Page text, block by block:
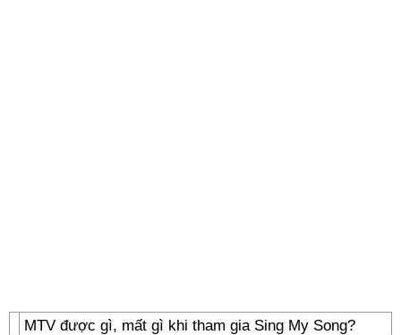
MTV được gì, mất gì khi tham gia Sing My Song?